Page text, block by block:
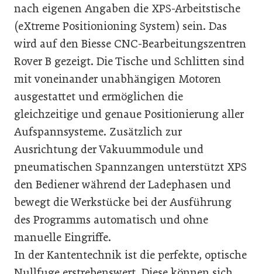
nach eigenen Angaben die XPS-Arbeitstische
(eXtreme Positionioning System) sein. Das
wird auf den Biesse CNC-Bearbeitungszentren
Rover B gezeigt. Die Tische und Schlitten sind
mit voneinander unabhängigen Motoren
ausgestattet und ermöglichen die
gleichzeitige und genaue Positionierung aller
Aufspannsysteme. Zusätzlich zur
Ausrichtung der Vakuum­module und
pneumatischen Spannzangen unterstützt XPS
den Bediener während der Ladephasen und
bewegt die Werkstücke bei der Ausführung
des Programms automatisch und ohne
manuelle Eingriffe.
In der Kantentechnik ist die perfekte, optische